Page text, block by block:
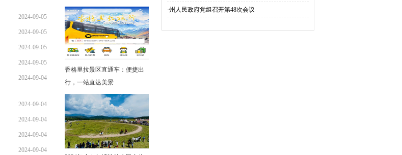
2024-09-05
2024-09-05
2024-09-05
2024-09-05
2024-09-04
2024-09-04
2024-09-04
2024-09-04
2024-09-04
香格里拉景区直通车：便捷出
行，一站直达美景
·州人民政府党组召开第48次会议